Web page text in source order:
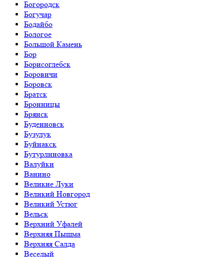
Богородск
Богучар
Бодайбо
Бологое
Большой Камень
Бор
Борисоглебск
Боровичи
Боровск
Братск
Бронницы
Брянск
Буденновск
Бузулук
Буйнакск
Бутурлиновка
Валуйки
Ванино
Великие Луки
Великий Новгород
Великий Устюг
Вельск
Верхний Уфалей
Верхняя Пышма
Верхняя Салда
Веселый